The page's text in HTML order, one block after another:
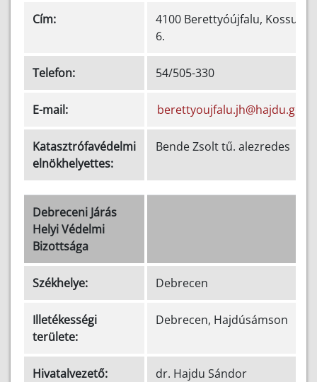
Cím:
4100 Berettyóújfalu, Kossuth
6.
Telefon: 54/505-330
E-mail:
Katasztrófavédelmi
elnökhelyettes:
Bende Zsolt tű. alezredes
Debreceni Járás
Helyi Védelmi
Bizottsága
Székhelye: Debrecen
Illetékességi
területe:
Debrecen, Hajdúsámson
Hivatalvezető: dr. Hajdu Sándor